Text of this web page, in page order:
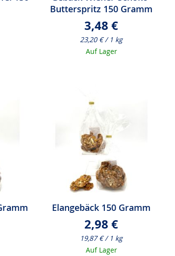
Butterspritz 150 Gramm
3,48 €
23,20 € / 1 kg
Auf Lager
Elangebäck 150 Gramm
2,98 €
19,87 € / 1 kg
Auf Lager